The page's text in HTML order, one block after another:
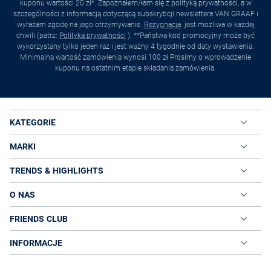
kuponu wartości 20 zł*. Zapoznałem/łam się z polityką prywatności, a w
szczególności z informacją dotyczącą subskrybcji newslettera VAN GRAAF i
wyrażam zgodę na jego otrzymywanie. Rezygnacja. jest możliwa w każdej
chwili (patrz: Polityka prywatności ). **Państwa kod promocyjny może być
wykorzystany tylko jeden raz i jest ważny 4 tygodnie od daty wystawienia.
Minimalna wartość zamówienia wynosi 100 zł Prosimy o wprowadzenie
kuponu na ostatnim etapie składania zamówienia.
KATEGORIE
MARKI
TRENDS & HIGHLIGHTS
O NAS
FRIENDS CLUB
INFORMACJE